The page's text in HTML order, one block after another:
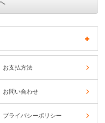
お支払方法
お問い合わせ
プライバシーポリシー